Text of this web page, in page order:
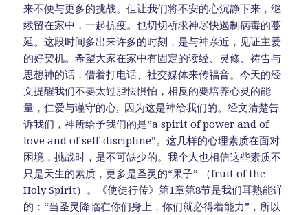
来不便与更多的挑战。但让我们将不安的心沉静下来，继
续留在家中，一起抗疫。也切切祈求神尽快遏制病毒的蔓
延。这段时间多出来许多的时刻，是与神亲近，见证主爱
的好契机。希望大家在家中有固定的读经、灵修、祷告与
思想神的话，借着打电话、社交媒体来传福音。今天的经
文提醒我们不要太过胆怯惧怕，相反的要培养心灵的能
量，仁爱与谨守的心, 因为这是神给我们的。经文清楚告
诉我们，神所给予我们的是”a spirit of power and of
love and of self-discipline”。这几样的心理素质在面对
困境，挑战时，是不可缺少的。我个人也相信这些素质不
只是天生的素质，更多是圣灵的“果子” （fruit of the
Holy Spirit）。《使徒行传》第1章第8节是我们耳熟能详
的：“当圣灵降临在你们身上，你们就必得着能力”，所以